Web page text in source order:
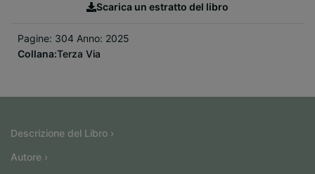
Scarica un estratto del libro
Pagine: 304 Anno: 2025
Collana:Terza Via
Descrizione del Libro ›
Autore ›